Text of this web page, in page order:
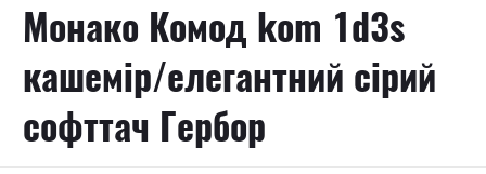
Монако Комод kom 1d3s
кашемір/елегантний сірий
софттач Гербор